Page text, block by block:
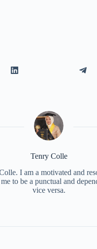
Tenry Colle
I am a motivated and
to be a punctual and
vice versa.